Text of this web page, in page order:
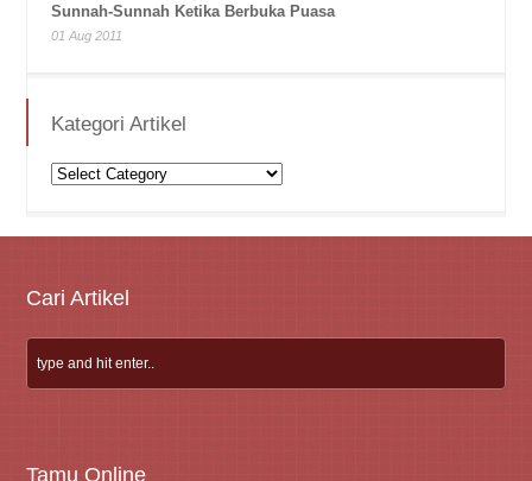
Sunnah-Sunnah Ketika Berbuka Puasa
01 Aug 2011
Kategori Artikel
Kategori
Cari Artikel
Tamu Online